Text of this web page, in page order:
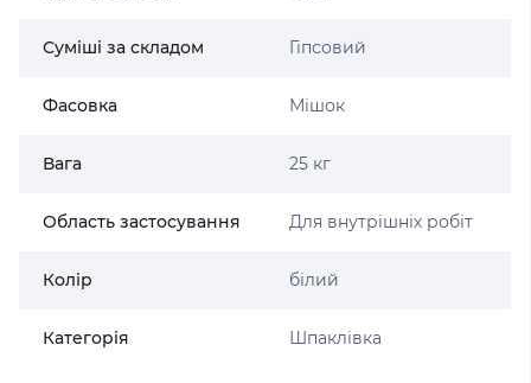
Суміші за складом Гіпсовий
Фасовка Мішок
Вага 25 кг
Область застосування Для внутрішніх робіт
Колір білий
Категорія Шпаклівка